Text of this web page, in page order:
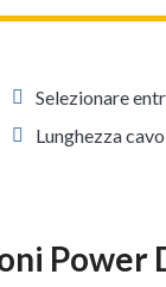
Selezionare
Lunghezza
Power